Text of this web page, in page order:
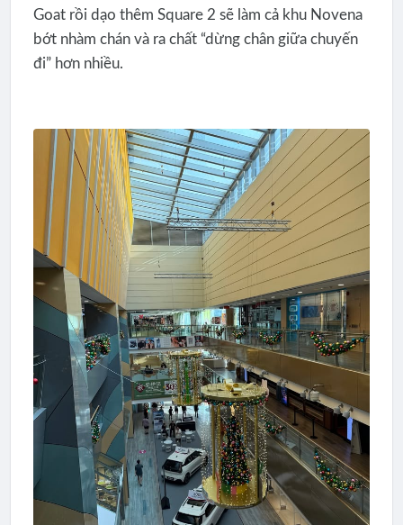
Goat rồi dạo thêm Square 2 sẽ làm cả khu Novena
bớt nhàm chán và ra chất “dừng chân giữa chuyến
đi” hơn nhiều.